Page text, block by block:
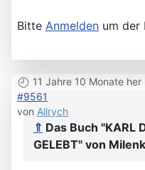
Bitte Anmelden um der
11 Jahre 10 Monate her
#9561
von Allrych
⇑ Das Buch "KARL
GELEBT" von